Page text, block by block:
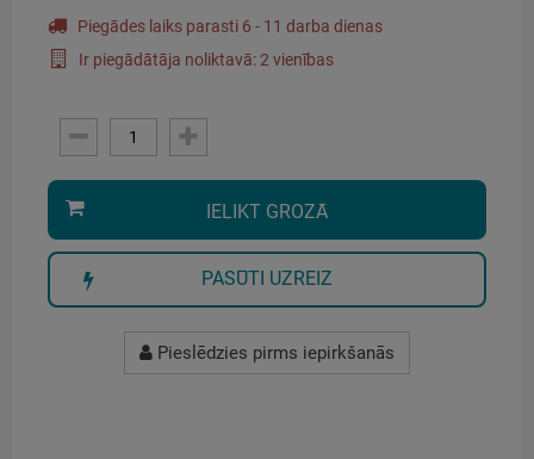
Piegādes laiks parasti 6 - 11 darba dienas
Ir piegādātāja noliktavā: 2 vienības
IELIKT GROZĀ
PASŪTI UZREIZ
Pieslēdzies pirms iepirkšanās